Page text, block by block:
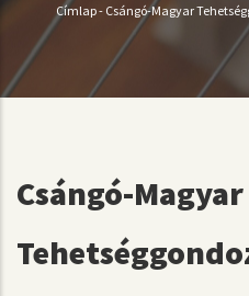
Morzsa
Címlap- Csángó-Magyar
Csángó-Magyar